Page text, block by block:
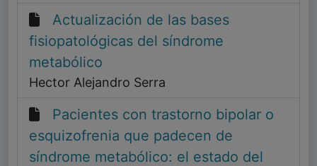
Actualización de las bases
fisiopatológicas del síndrome
metabólico
Hector Alejandro Serra
Pacientes con trastorno bipolar o
esquizofrenia que padecen de
síndrome metabólico: el estado del